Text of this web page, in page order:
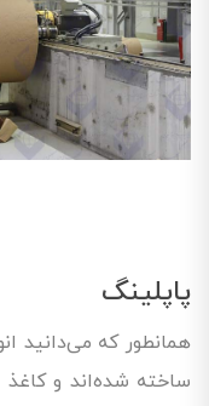
پاپلینگ
همانطور که می‌دانید
ساخته شده‌اند و